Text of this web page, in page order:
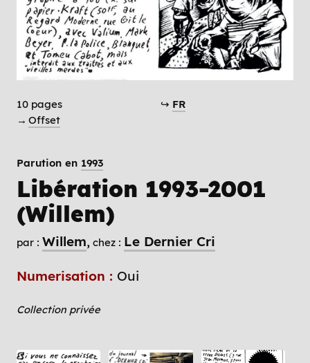
10 pages
→ Offset
↪ FR
Parution en 1993
Libération 1993-2001
(Willem)
par : Willem chez : Le Dernier Cri
Numerisation : Oui
Collection privée